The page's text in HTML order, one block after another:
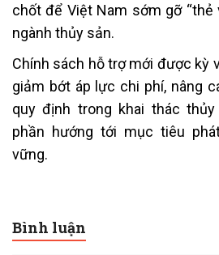
chốt để Việt Nam sớm gỡ “thẻ
ngành thủy sản.
Chính sách hỗ trợ mới được kỳ
giảm bớt áp lực chi phí, nâng
quy định trong khai thác
phần hướng tới mục tiêu
vững.
Bình luận